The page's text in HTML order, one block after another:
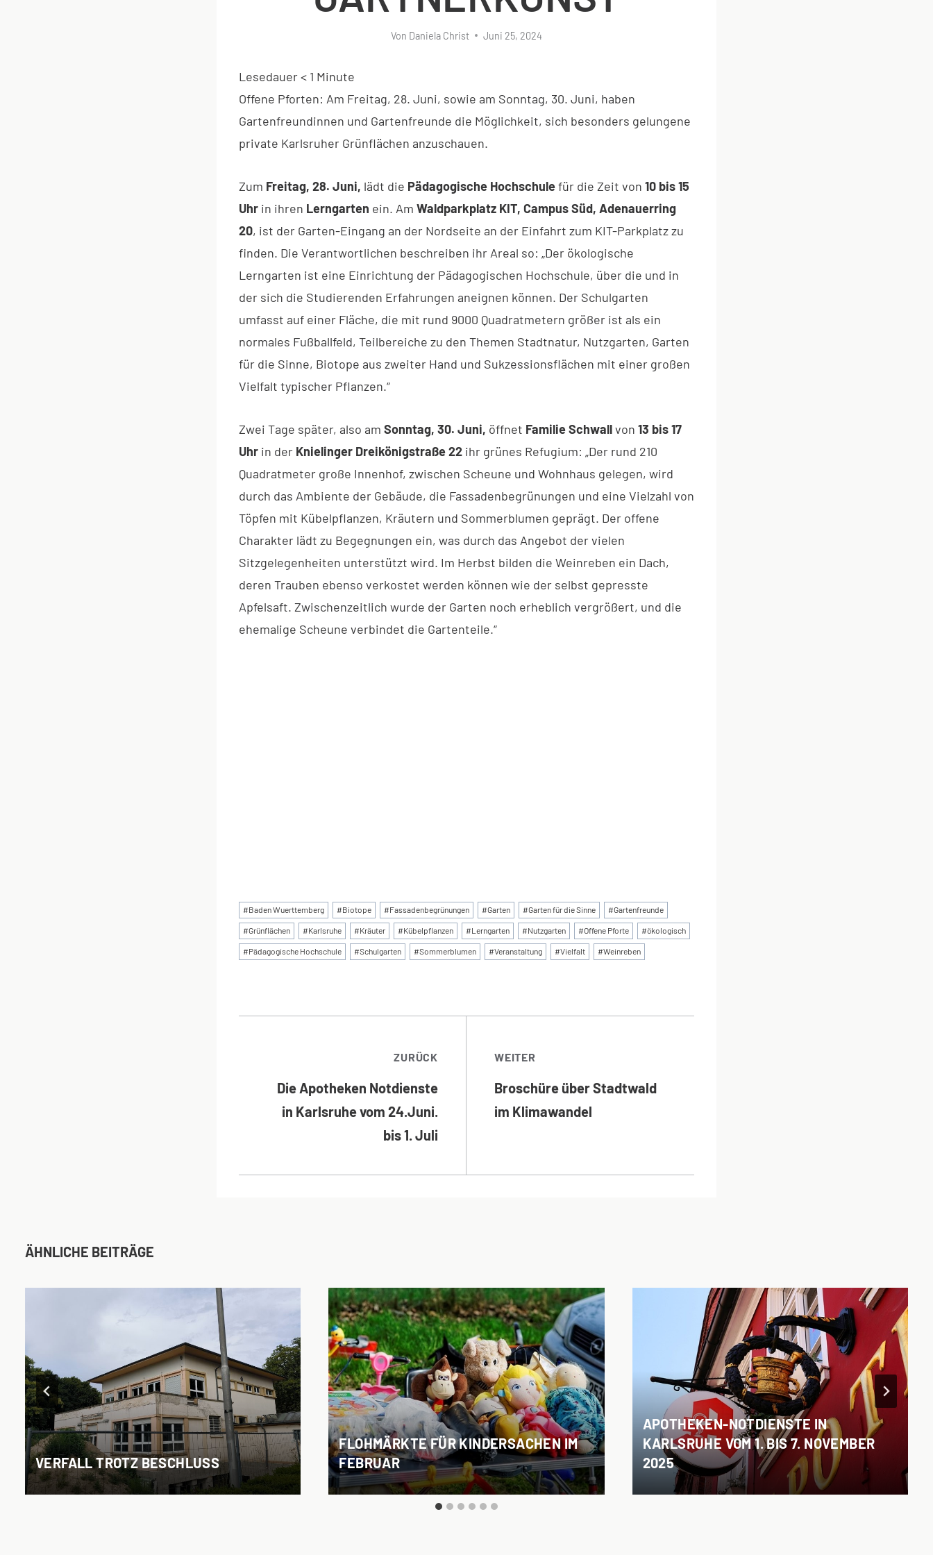
Von Daniela Christ Juni 25, 2024
Lesedauer< 1 Minute
Offene Pforten: Am Freitag, 28. Juni, sowie am Sonntag, 30. Juni, haben
Gartenfreundinnen und Gartenfreunde die Möglichkeit, sich besonders gelungene
private Karlsruher Grünflächen anzuschauen.
Zum Freitag, 28. Juni, lädt die Pädagogische Hochschulefür die Zeit von 10 bis 15
Uhr in ihren Lerngarten ein. Am Waldparkplatz KIT, Campus Süd, Adenauerring
20, ist der Garten-Eingang an der Nordseite an der Einfahrt zum KIT-Parkplatz zu
finden. Die Verantwortlichen beschreiben ihr Areal so: „Der ökologische
Lerngarten ist eine Einrichtung der Pädagogischen Hochschule, über die und in
der sich die Studierenden Erfahrungen aneignen können. Der Schulgarten
umfasst auf einer Fläche, die mit rund 9000 Quadratmetern größer ist als ein
normales Fußballfeld, Teilbereiche zu den Themen Stadtnatur, Nutzgarten, Garten
für die Sinne, Biotope aus zweiter Hand und Sukzessionsflächen mit einer großen
Vielfalt typischer Pflanzen.“
Zwei Tage später, also am Sonntag, 30. Juni, öffnet Familie Schwallvon 13 bis 17
Uhr in der Knielinger Dreikönigstraße 22 ihr grünes Refugium: „Der rund 210
Quadratmeter große Innenhof, zwischen Scheune und Wohnhaus gelegen, wird
durch das Ambiente der Gebäude, die Fassadenbegrünungen und eine Vielzahl von
Töpfen mit Kübelpflanzen, Kräutern und Sommerblumen geprägt. Der offene
Charakter lädt zu Begegnungen ein, was durch das Angebot der vielen
Sitzgelegenheiten unterstützt wird. Im Herbst bilden die Weinreben ein Dach,
deren Trauben ebenso verkostet werden können wie der selbst gepresste
Apfelsaft. Zwischenzeitlich wurde der Garten noch erheblich vergrößert, und die
ehemalige Scheune verbindet die Gartenteile.“
Schlagworte:
#Baden Wuerttemberg #Biotope #Fassadenbegrünungen #Garten #Garten für die Sinne #Gartenfreunde
#Grünflächen #Karlsruhe #Kräuter #Kübelpflanzen #Lerngarten #Nutzgarten #Offene Pforte #ökologisch
#Pädagogische Hochschule #Schulgarten #Sommerblumen #Veranstaltung #Vielfalt #Weinreben
BEITRAGSNAVIGATION
ZURÜCK
Die Apotheken Notdienste
in Karlsruhe vom 24.Juni.
bis 1. Juli
WEITER
Broschüre über Stadtwald
im Klimawandel
ÄHNLICHE BEITRÄGE
VERFALL TROTZ BESCHLUSS
FLOHMÄRKTE FÜR KINDERSACHEN IM
FEBRUAR
APOTHEKEN-NOTDIENSTE IN
KARLSRUHE VOM 1. BIS 7. NOVEMBER
2025